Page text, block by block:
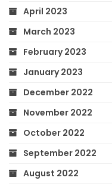
April 2023
March 2023
February 2023
January 2023
December 2022
November 2022
October 2022
September 2022
August 2022